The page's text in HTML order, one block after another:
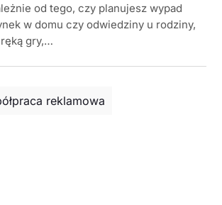
od tego, czy planujesz wypad
w domu czy odwiedziny u rodziny,
gry,…
reklamowa